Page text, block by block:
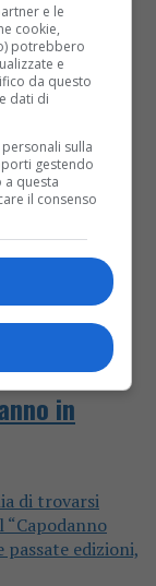
zero,
in
di trovarsi
“Capodanno
passate edizioni,
e le
cookie,
potrebbero
e
da questo
dati di
sulla
gestendo
a questa
il consenso